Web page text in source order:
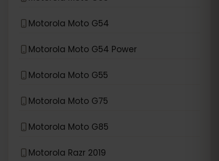
Motorola Moto G54
Motorola Moto G54 Power
Motorola Moto G55
Motorola Moto G75
Motorola Moto G85
Motorola Razr 2019